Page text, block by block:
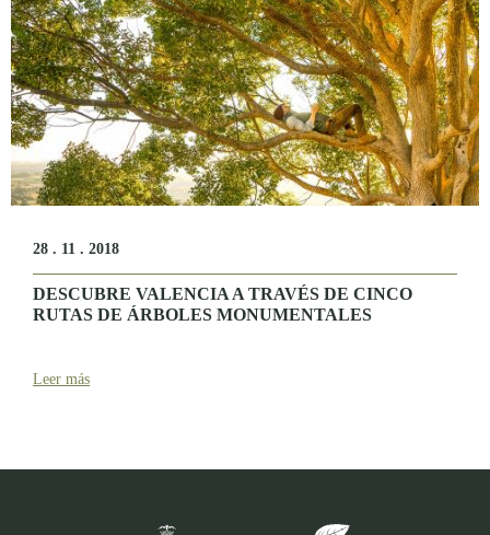
28 . 11 . 2018
DESCUBRE VALENCIA A TRAVÉS DE CINCO
RUTAS DE ÁRBOLES MONUMENTALES
Leer más